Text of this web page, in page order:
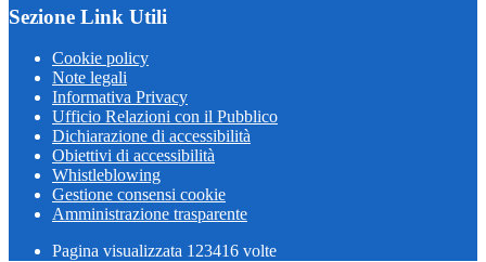
Sezione Link Utili
Cookie policy
Note legali
Informativa Privacy
Ufficio Relazioni con il Pubblico
Dichiarazione di accessibilità
Obiettivi di accessibilità
Whistleblowing
Gestione consensi cookie
Amministrazione trasparente
Pagina visualizzata 123416 volte